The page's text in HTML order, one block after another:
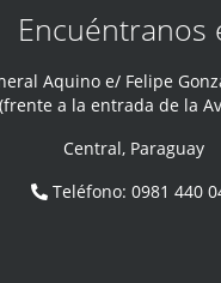
Encuéntranos
Aquino e/ Felipe
a la entrada de la
Central, Paraguay
Teléfono:0981 440